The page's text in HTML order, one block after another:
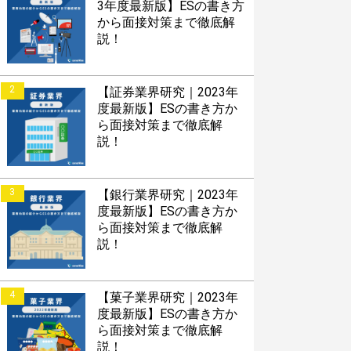
3年度最新版】ESの書き方
から面接対策まで徹底解
説！
2
【証券業界研究｜2023年
度最新版】ESの書き方か
ら面接対策まで徹底解
説！
3
【銀行業界研究｜2023年
度最新版】ESの書き方か
ら面接対策まで徹底解
説！
4
【菓子業界研究｜2023年
度最新版】ESの書き方か
ら面接対策まで徹底解
説！